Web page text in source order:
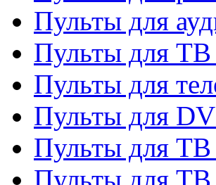
Пульты для
Пульты для ТВ
Пульты для
Пульты для
Пульты для ТВ
Пульты для ТВ